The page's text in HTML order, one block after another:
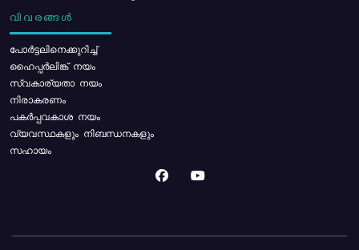
വിവരങ്ങൾ
പോര്‍ട്ടലിനെക്കുറിച്ച്
ഹൈപ്പർലിങ്ക് നയം
സ്വകാര്യതാ നയം
നിരാകരണം
പകർപ്പവകാശ നയം
വ്യവസ്ഥകളും നിബന്ധനകളും
സഹായം